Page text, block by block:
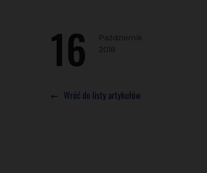
16
Październik
2018
Wróć do listy artykułów